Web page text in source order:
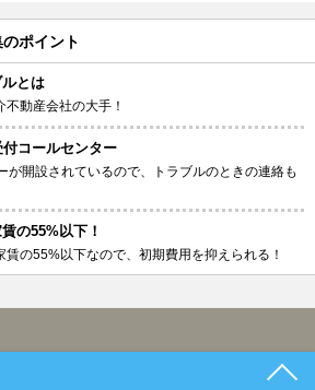
ポイント
とは
動産会社の大手！
コールセンター
が開設されているので、トラブルのときの連絡も
の55%以下！
の55%以下なので、初期費用を抑えられる！